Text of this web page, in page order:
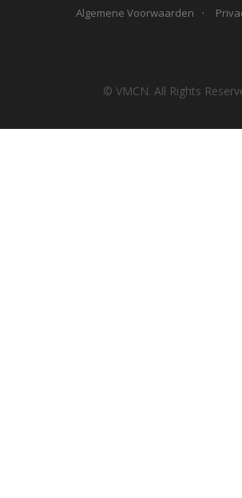
Algemene Voorwaarden
© VMCN. All Rights